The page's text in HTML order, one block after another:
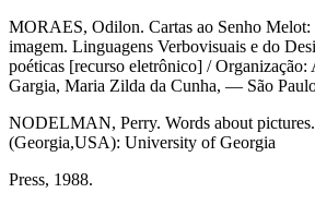
MORAES, Odilon. Cartas ao Senho Melot:
imagem. Linguagens Verbovisuais e do
poéticas [recurso eletrônico] /
Gargia, Maria Zilda da Cunha, — São
NODELMAN, Perry. Words about
(Georgia,USA): University of Georgia
Press, 1988.